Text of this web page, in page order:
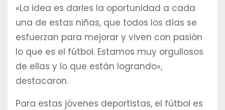
«La idea es darles la oportunidad a cada
una de estas niñas, que todos los días se
esfuerzan para mejorar y viven con pasión
lo que es el fútbol. Estamos muy orgullosos
de ellas y lo que están logrando»,
destacaron.
Para estas jóvenes deportistas, el fútbol es